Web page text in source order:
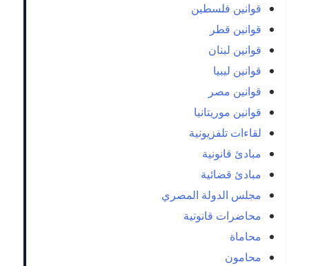
قوانين فلسطين
قوانين قطر
قوانين لبنان
قوانين ليبيا
قوانين مصر
قوانين موريتانيا
لقاءات تلفزيونية
مبادئ قانونية
مبادئ قضائية
مجلس الدولة المصري
محاضرات قانونية
محاماة
محامون